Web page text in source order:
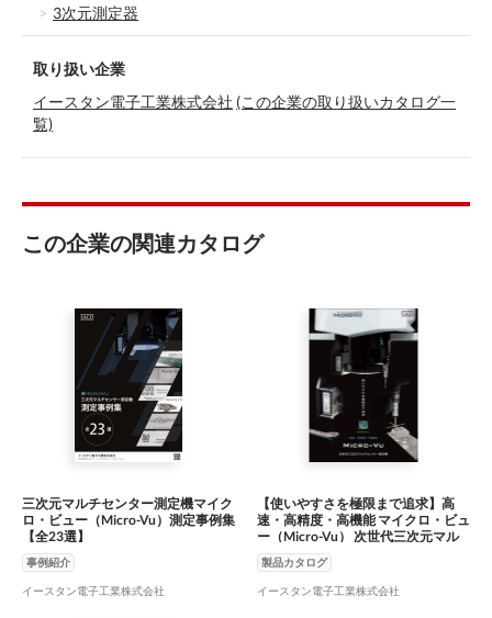
3次元測定器
取り扱い企業
イースタン電子工業株式会社 (この企業の取り扱いカタログ一
覧)
この企業の関連カタログ
三次元マルチセンター測定機マイク
ロ・ビュー（Micro-Vu）測定事例集
【全23選】
事例紹介
イースタン電子工業株式会社
【使いやすさを極限まで追求】高
速・高精度・高機能 マイクロ・ビュ
ー（Micro-Vu） 次世代三次元マル
チセンサー測定機
製品カタログ
イースタン電子工業株式会社